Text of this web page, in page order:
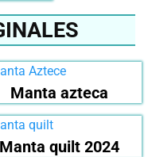
Manta azteca
Manta quilt 2024